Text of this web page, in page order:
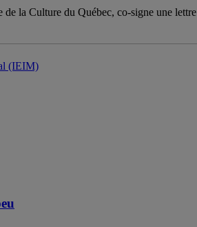
la Culture du Québec, co-signe une
(IEIM)